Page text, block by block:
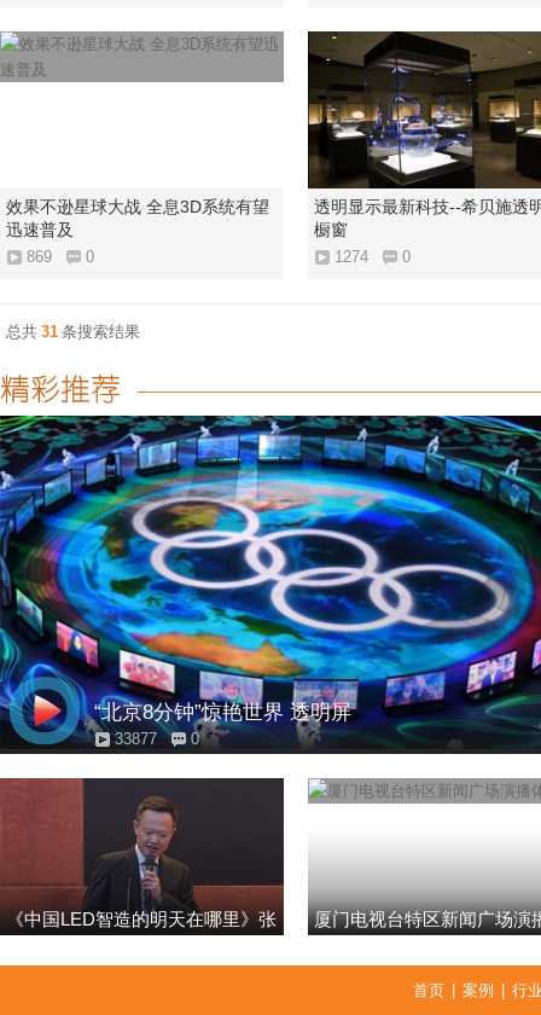
效果不逊星球大战 全息3D系统有望
迅速普及
869 0
透明显示最新科技--希贝施透
橱窗
1274 0
总共 31 条搜索结果
“北京8分钟”惊艳世界 透明屏
33877 0
《中国LED智造的明天在哪里》张
厦门电视台特区新闻广场演
首页 案例 行